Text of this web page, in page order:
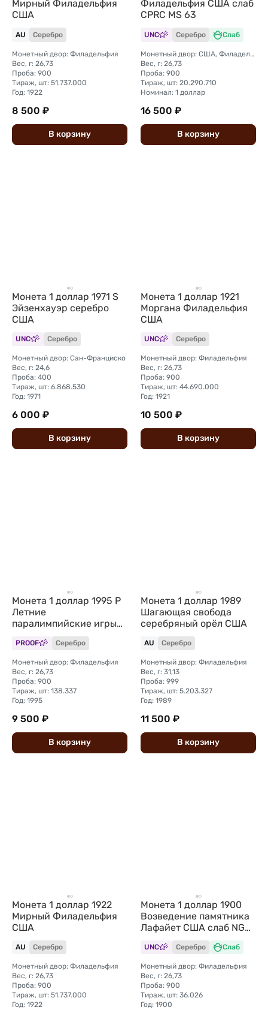
Мирный Филадельфия
США
AU Серебро
Монетный двор: Филадельфия
Вес, г: 26,73
Проба: 900
Тираж, шт: 51.737.000
Год: 1922
8 500 ₽
В корзину
Филадельфия США слаб
CPRC MS 63
UNC Серебро Слаб
Монетный двор: США, Филадельфия
Вес, г: 26,73
Проба: 900
Тираж, шт: 20.290.710
Номинал: 1 доллар
16 500 ₽
В корзину
Монета 1 доллар 1971 S
Эйзенхауэр серебро
США
UNC Серебро
Монетный двор: Сан-Франциско
Вес, г: 24,6
Проба: 400
Тираж, шт: 6.868.530
Год: 1971
6 000 ₽
В корзину
Монета 1 доллар 1921
Моргана Филадельфия
США
UNC Серебро
Монетный двор: Филадельфия
Вес, г: 26,73
Проба: 900
Тираж, шт: 44.690.000
Год: 1921
10 500 ₽
В корзину
Монета 1 доллар 1995 P
Летние
паралимпийские игры
Атланта - Бег США
PROOF Серебро
Монетный двор: Филадельфия
Вес, г: 26,73
Проба: 900
Тираж, шт: 138.337
Год: 1995
9 500 ₽
В корзину
Монета 1 доллар 1989
Шагающая свобода
серебряный орёл США
AU Серебро
Монетный двор: Филадельфия
Вес, г: 31,13
Проба: 999
Тираж, шт: 5.203.327
Год: 1989
11 500 ₽
В корзину
Монета 1 доллар 1922
Мирный Филадельфия
США
AU Серебро
Монетный двор: Филадельфия
Вес, г: 26,73
Проба: 900
Тираж, шт: 51.737.000
Год: 1922
Монета 1 доллар 1900
Возведение памятника
Лафайет США слаб NGC
UNC Серебро Слаб
Монетный двор: Филадельфия
Вес, г: 26,73
Проба: 900
Тираж, шт: 36.026
Год: 1900